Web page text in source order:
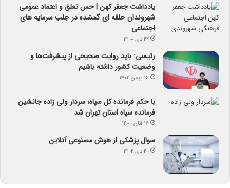
یادداشت جعفر کهن | حس تعلق و اعتماد عمومی
شهروندان حلقه ای گمشده در جلب سرمایه های
اجتماعی
۲۲ دی ۱۴۰۰
رئیسی: باید روایت صحیحی از پیشرفت‌ها و
وضعیت کشور داشته باشیم
۱۶ بهمن ۱۴۰۲
با حکم فرمانده کل سپاه؛ سردار ولی زاده جانشین
فرمانده سپاه استان تهران شد
۱۶ آبان ۱۴۰۰
سوال پزشکی از هوش مصنوعی آنلاین
۲۰ دی ۱۴۰۲